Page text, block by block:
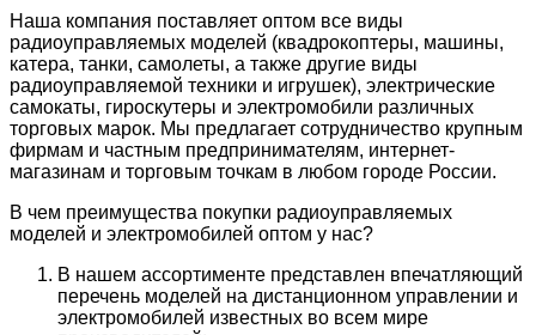
Наша компания поставляет оптом все виды
радиоуправляемых моделей (квадрокоптеры, машины,
катера, танки, самолеты, а также другие виды
радиоуправляемой техники и игрушек), электрические
самокаты, гироскутеры и электромобили различных
торговых марок. Мы предлагает сотрудничество крупным
фирмам и частным предпринимателям, интернет-
магазинам и торговым точкам в любом городе России.
В чем преимущества покупки радиоуправляемых
моделей и электромобилей оптом у нас?
В нашем ассортименте представлен впечатляющий
перечень моделей на дистанционном управлении и
электромобилей известных во всем мире